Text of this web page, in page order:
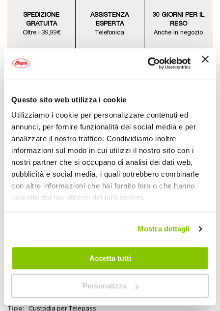
Questo sito web utilizza i cookie
Utilizziamo i cookie per personalizzare contenuti ed
annunci, per fornire funzionalità dei social media e per
analizzare il nostro traffico. Condividiamo inoltre
informazioni sul modo in cui utilizzi il nostro sito con i
nostri partner che si occupano di analisi dei dati web,
pubblicità e social media, i quali potrebbero combinarle
con altre informazioni che hai fornito loro o che hanno
raccolto dal tuo utilizzo dei loro servizi.
Mostra dettagli
Accetta tutti
Personalizza
SPEDIZIONE
GRATUITA
Oltre i 39,99€
ASSISTENZA
ESPERTA
Telefonica
30 GIORNI PER IL
RESO
Anche in negozio
Descrizione
Custodia per dispositivi di pagamento del pedaggio autostradale del
Atlantia S.p.a. di cui Telepass S.p.A. è licenziataria. Non esiste alcun
tipo di accordo o legame tra l'azienda che produce questo articolo,
ed il distributore / rivenditore dello stesso e Atlantia S.p.a.. Il nome é
utilizzato unicamente allo scopo di descrivere al consumatore la
compatibilità e la destinazione dell'accessorio) con kit universale per
il fissaggio su manubri tubolari. Studiato per l'aggancio al manubrio.
Informazioni
8019606085023
Moto
Custodia per Telepass